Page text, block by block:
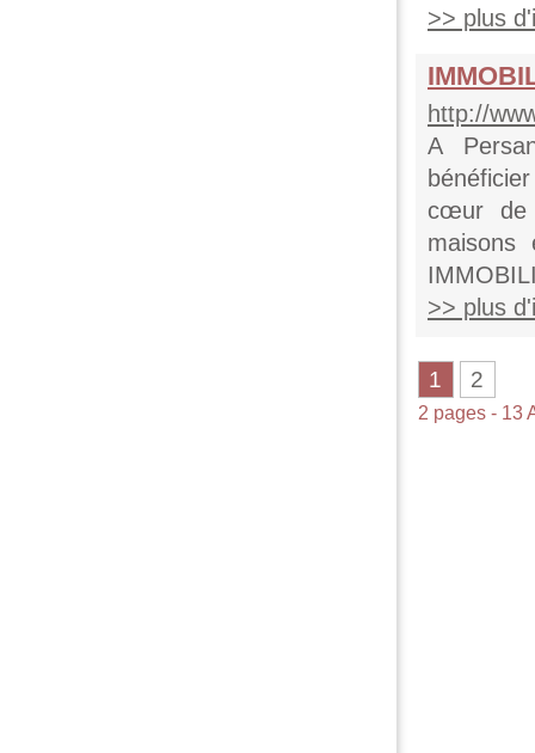
>> plus
http://
A
cœur de
maisons
>> plus
1 2
2 pages - 13